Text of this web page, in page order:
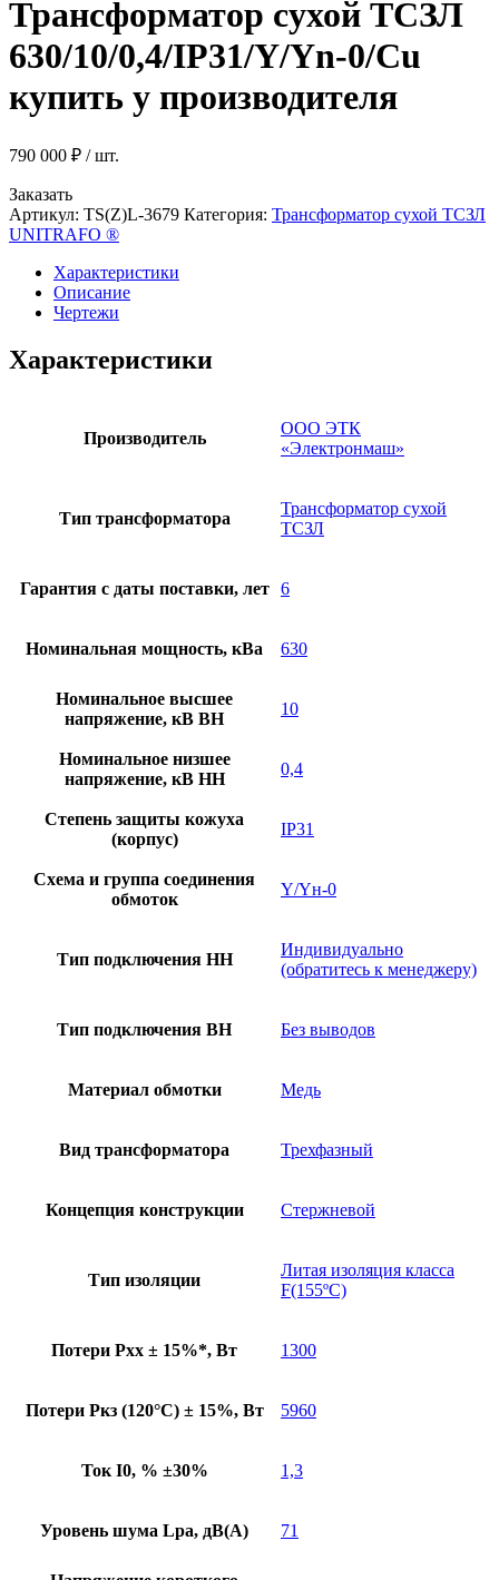
Трансформатор сухой ТСЗЛ
630/10/0,4/IP31/Y/Yn-0/Cu
купить у производителя
790 000 ₽ / шт.
Заказать
Артикул: TS(Z)L-3679 Категория: Трансформатор сухой ТСЗЛ
UNITRAFO ®
Характеристики
Описание
Чертежи
Характеристики
Производитель
ООО ЭТК
«Электронмаш»
Тип трансформатора
Трансформатор сухой
ТСЗЛ
Гарантия с даты поставки, лет 6
Номинальная мощность, кВа 630
Номинальное высшее
напряжение, кВ ВН
10
Номинальное низшее
напряжение, кВ НН
0,4
Степень защиты кожуха
(корпус)
IP31
Схема и группа соединения
обмоток
Y/Yн-0
Тип подключения НН
Индивидуально
(обратитесь к менеджеру)
Тип подключения ВН Без выводов
Материал обмотки Медь
Вид трансформатора Трехфазный
Концепция конструкции Стержневой
Тип изоляции
Литая изоляция класса
F(155ºC)
Потери Pхх ± 15%*, Вт 1300
Потери Pкз (120°C) ± 15%, Вт 5960
Ток I0, % ±30% 1,3
Уровень шума Lpa, дB(A) 71